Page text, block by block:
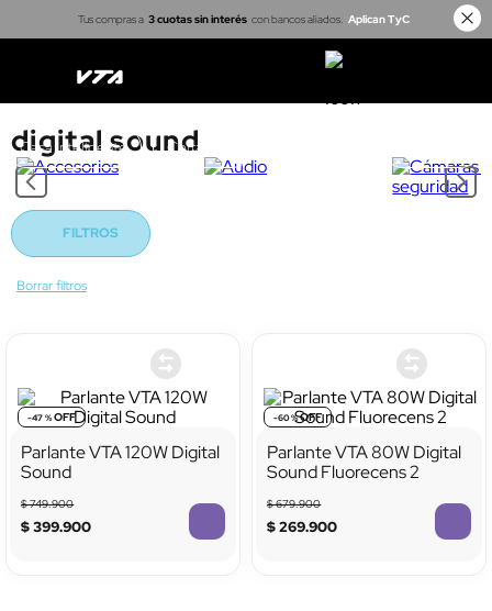
Tus compras a 3 cuotas sin interés con bancos aliados. Aplican TyC
Casa inteligente Cerraduras
digital sound
FILTROS
-47 %
Parlante VTA 120W Digital
Sound
$749.900
$399.900
-60 %
Parlante VTA 80W Digital
Sound Fluorecens 2
$679.900
$269.900